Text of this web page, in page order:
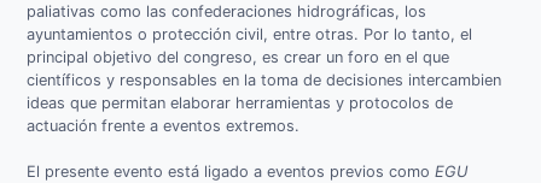
paliativas como las confederaciones hidrográficas, los
ayuntamientos o protección civil, entre otras. Por lo tanto, el
principal objetivo del congreso, es crear un foro en el que
científicos y responsables en la toma de decisiones intercambien
ideas que permitan elaborar herramientas y protocolos de
actuación frente a eventos extremos.
El presente evento está ligado a eventos previos comoEGU